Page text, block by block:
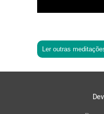
Ler outras